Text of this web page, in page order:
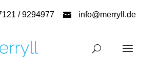
/ 9294977 info@merryll.de